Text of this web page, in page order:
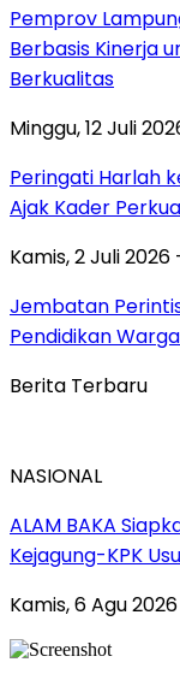
Pemprov
Berbasis Kinerja
Berkualitas
Minggu, 12 Juli
Peringati Harlah
Ajak Kader
Kamis, 2 Juli 2026
Jembatan
Pendidikan
Berita Terbaru
NASIONAL
ALAM BAKA
Kejagung-KPK
Kamis, 6 Agu